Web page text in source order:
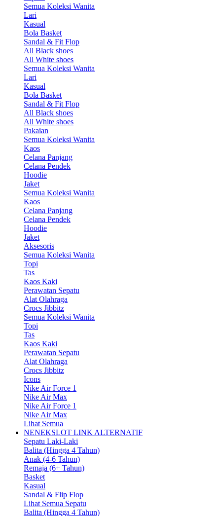
Semua Koleksi Wanita
Lari
Kasual
Bola Basket
Sandal & Fit Flop
All Black shoes
All White shoes
Semua Koleksi Wanita
Lari
Kasual
Bola Basket
Sandal & Fit Flop
All Black shoes
All White shoes
Pakaian
Semua Koleksi Wanita
Kaos
Celana Panjang
Celana Pendek
Hoodie
Jaket
Semua Koleksi Wanita
Kaos
Celana Panjang
Celana Pendek
Hoodie
Jaket
Aksesoris
Semua Koleksi Wanita
Topi
Tas
Kaos Kaki
Perawatan Sepatu
Alat Olahraga
Crocs Jibbitz
Semua Koleksi Wanita
Topi
Tas
Kaos Kaki
Perawatan Sepatu
Alat Olahraga
Crocs Jibbitz
Icons
Nike Air Force 1
Nike Air Max
Nike Air Force 1
Nike Air Max
Lihat Semua
NENEKSLOT LINK ALTERNATIF
Sepatu Laki-Laki
Balita (Hingga 4 Tahun)
Anak (4-6 Tahun)
Remaja (6+ Tahun)
Basket
Kasual
Sandal & Flip Flop
Lihat Semua Sepatu
Balita (Hingga 4 Tahun)